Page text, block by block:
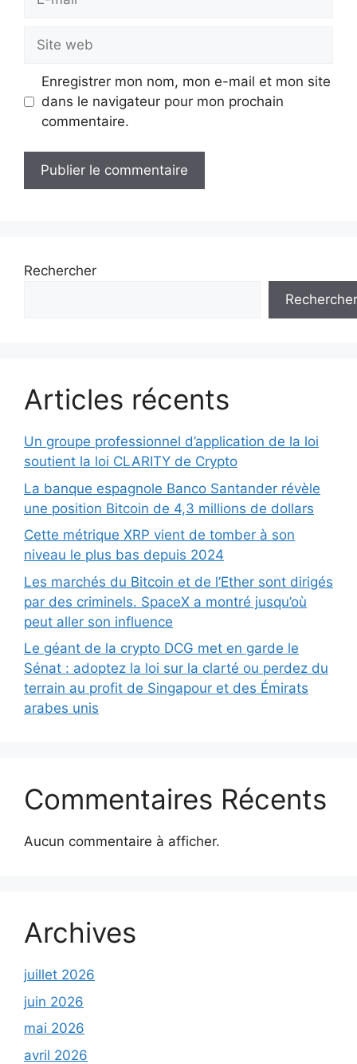
mail
web
Enregistrer mon nom, mon e-mail et mon site
dans le navigateur pour mon prochain
commentaire.
Rechercher
Rechercher
Articles récents
Un groupe professionnel d’application de la loi
soutient la loi CLARITY de Crypto
La banque espagnole Banco Santander révèle
une position Bitcoin de 4,3 millions de dollars
Cette métrique XRP vient de tomber à son
niveau le plus bas depuis 2024
Les marchés du Bitcoin et de l’Ether sont dirigés
par des criminels. SpaceX a montré jusqu’où
peut aller son influence
Le géant de la crypto DCG met en garde le
Sénat : adoptez la loi sur la clarté ou perdez du
terrain au profit de Singapour et des Émirats
arabes unis
Commentaires Récents
Aucun commentaire à afficher.
Archives
juillet 2026
juin 2026
mai 2026
avril 2026